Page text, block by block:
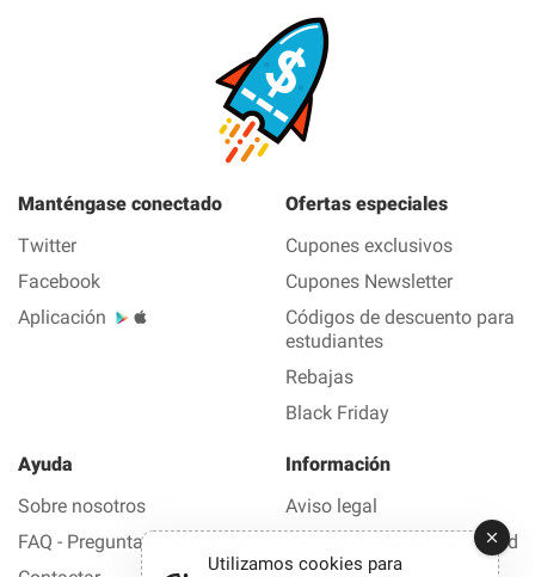
Manténgase conectado
Twitter
Facebook
Aplicación
Ofertas especiales
Cupones exclusivos
Cupones Newsletter
Códigos de descuento para
estudiantes
Rebajas
Black Friday
Ayuda
Sobre nosotros
FAQ - Preguntas frecuentes
Información
Aviso legal
Política de confidencialidad
Utilizamos cookies para